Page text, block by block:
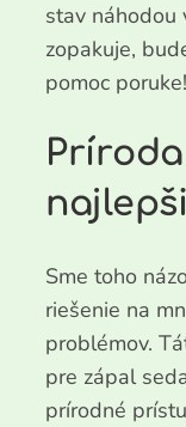
stav náhodou
zopakuje,
pomoc poruke!
Sme toho
riešenie na
problémov.
pre zápal
prírodné